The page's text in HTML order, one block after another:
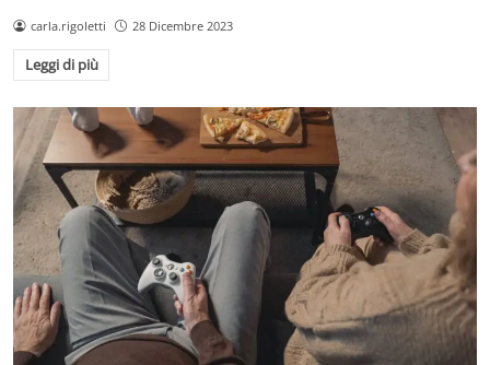
carla.rigoletti 28 Dicembre 2023
Leggi di più